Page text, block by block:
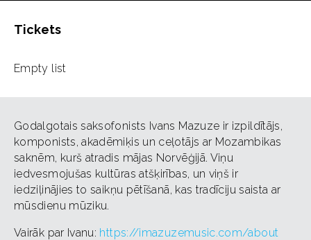
Tickets
Empty list
Godalgotais saksofonists Ivans Mazuze ir izpildītājs,
komponists, akadēmiķis un ceļotājs ar Mozambikas
saknēm, kurš atradis mājas Norvēģijā. Viņu
iedvesmojušas kultūras atšķirības, un viņš ir
iedziļinājies to saikņu pētīšanā, kas tradīciju saista ar
mūsdienu mūziku.
Vairāk par Ivanu: https://imazuzemusic.com/about